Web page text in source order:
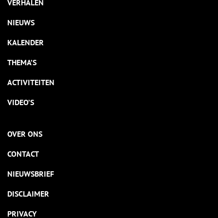
VERHALEN
NIEUWS
KALENDER
THEMA’S
ACTIVITEITEN
VIDEO’S
OVER ONS
CONTACT
NIEUWSBRIEF
DISCLAIMER
PRIVACY